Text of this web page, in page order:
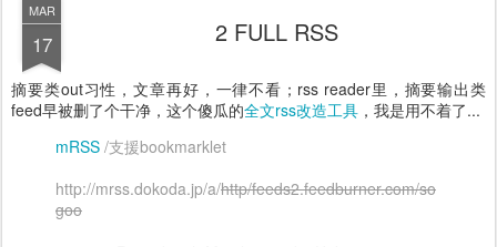
MAR
17 2 FULL RSS
摘要类out习性，文章再好，一律不看；rss reader里，摘要输出类
feed早被删了个干净，这个傻瓜的全文rss改造工具 ，我是用不着了...
mRSS /支援bookmarklet
http://mrss.dokoda.jp/a/http/feeds2.feedburner.com/so
goo